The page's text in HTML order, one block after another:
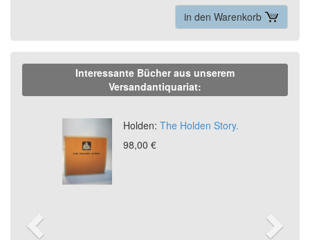
in den Warenkorb
Interessante Bücher aus unserem
Versandantiquariat:
Holden: The Holden Story.
98,00 €
Previous